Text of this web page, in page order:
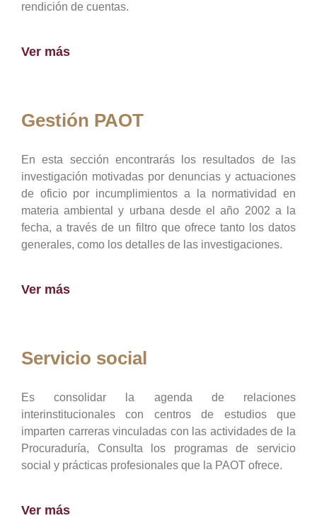
rendición de cuentas.
Ver más
Gestión PAOT
En esta sección encontrarás los resultados de las
investigación motivadas por denuncias y actuaciones
de oficio por incumplimientos a la normatividad en
materia ambiental y urbana desde el año 2002 a la
fecha, a través de un filtro que ofrece tanto los datos
generales, como los detalles de las investigaciones.
Ver más
Servicio social
Es consolidar la agenda de relaciones
interinstitucionales con centros de estudios que
imparten carreras vinculadas con las actividades de la
Procuraduría, Consulta los programas de servicio
social y prácticas profesionales que la PAOT ofrece.
Ver más